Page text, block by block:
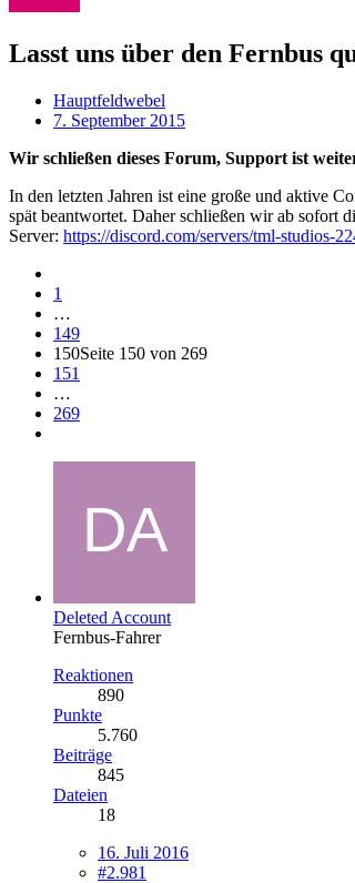
Lasst uns über den Fernbus
Hauptfeldwebel
7. September 2015
Wir schließen dieses Forum, Support ist
In den letzten Jahren ist eine große und aktive
spät beantwortet. Daher schließen wir ab sofort
Server: https://discord.com/servers/tml-studios-
1
…
149
150Seite 150 von 269
151
…
269
Deleted Account
Fernbus-Fahrer
Reaktionen
890
Punkte
5.760
Beiträge
845
Dateien
18
16. Juli 2016
#2.981